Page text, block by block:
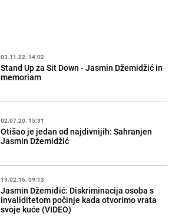
03.11.22. 14:02
Stand Up za Sit Down - Jasmin Džemidžić in
memoriam
02.07.20. 15:31
Otišao je jedan od najdivnijih: Sahranjen
Jasmin Džemidžić
19.02.16. 09:13
Jasmin Džemiđić: Diskriminacija osoba s
invaliditetom počinje kada otvorimo vrata
svoje kuće (VIDEO)